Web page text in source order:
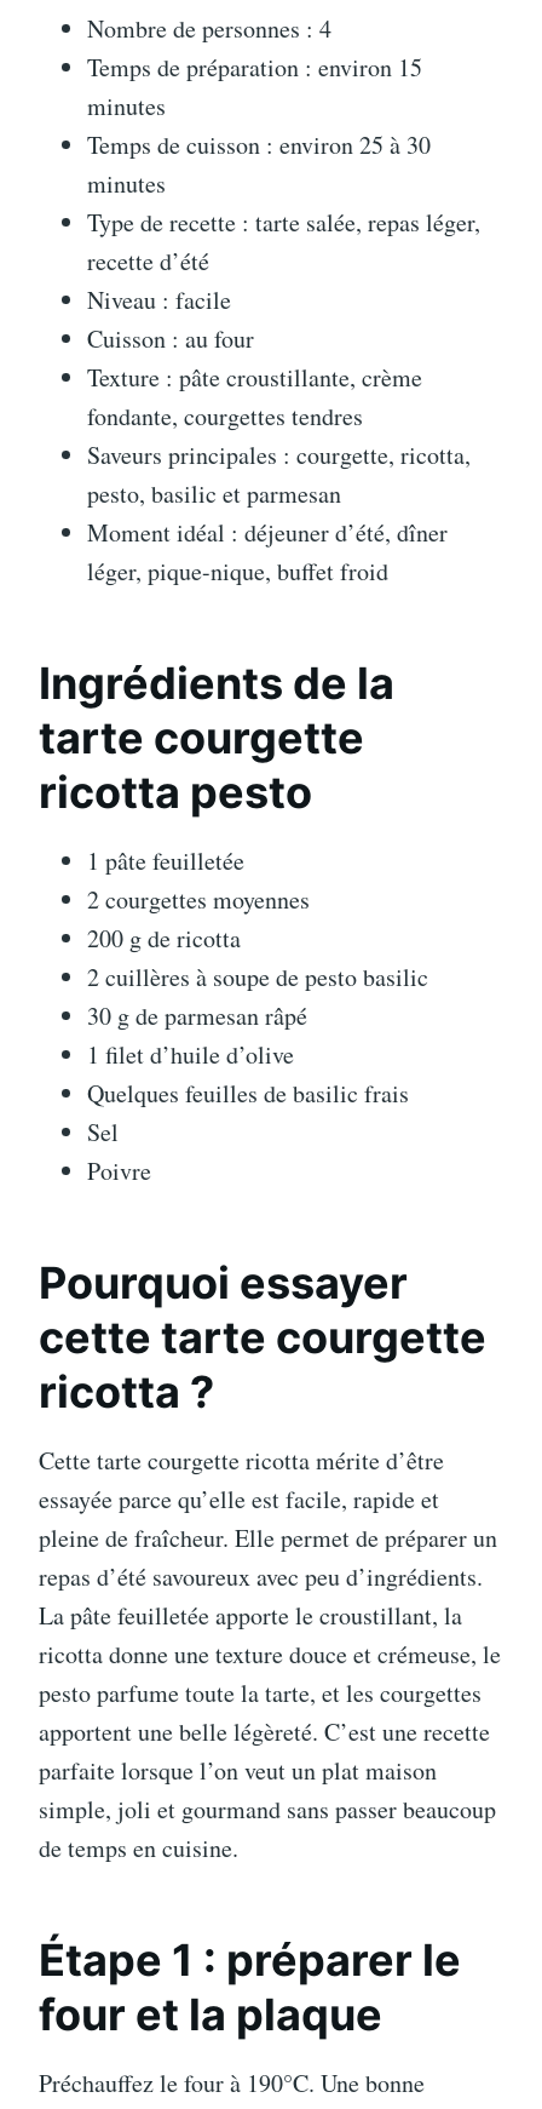
Nombre de personnes : 4
Temps de préparation : environ 15
minutes
Temps de cuisson : environ 25 à 30
minutes
Type de recette : tarte salée, repas léger,
recette d’été
Niveau : facile
Cuisson : au four
Texture : pâte croustillante, crème
fondante, courgettes tendres
Saveurs principales : courgette, ricotta,
pesto, basilic et parmesan
Moment idéal : déjeuner d’été, dîner
léger, pique-nique, buffet froid
Ingrédients de la
tarte courgette
ricotta pesto
1 pâte feuilletée
2 courgettes moyennes
200 g de ricotta
2 cuillères à soupe de pesto basilic
30 g de parmesan râpé
1 filet d’huile d’olive
Quelques feuilles de basilic frais
Sel
Poivre
Pourquoi essayer
cette tarte courgette
ricotta ?
Cette tarte courgette ricotta mérite d’être
essayée parce qu’elle est facile, rapide et
pleine de fraîcheur. Elle permet de préparer un
repas d’été savoureux avec peu d’ingrédients.
La pâte feuilletée apporte le croustillant, la
ricotta donne une texture douce et crémeuse, le
pesto parfume toute la tarte, et les courgettes
apportent une belle légèreté. C’est une recette
parfaite lorsque l’on veut un plat maison
simple, joli et gourmand sans passer beaucoup
de temps en cuisine.
Étape 1 : préparer le
four et la plaque
Préchauffez le four à 190°C. Une bonne